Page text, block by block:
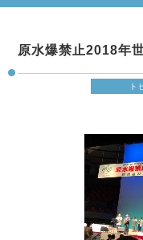
原水爆禁止2018年
ト